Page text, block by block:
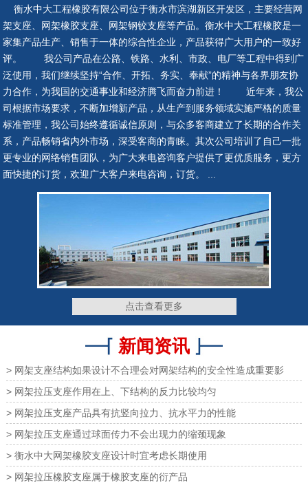
隔震支座 抗震支座
网架钢铰支座 网架钢铰支座
网架钢铰支座 网架钢铰支座
网架钢铰支座 网架钢铰支座
网架橡胶支座 网架橡胶支座
衡水中大工程橡胶有限公司位于衡水市滨湖新区开发区，主要经营网
架支座、网架橡胶支座、网架钢铰支座等产品。衡水中大工程橡胶是一
家集产品生产、销售于一体的综合性企业，产品获得广大用户的一致好
评。 我公司产品在公路、铁路、水利、市政、电厂等工程中得到广
泛使用，我们继续坚持“合作、开拓、务实、奉献”的精神与各界朋友协
力合作，为我国的交通事业和经济腾飞而奋力前进！ 近年来，我公
司根据市场要求，不断加增新产品，从生产到服务领域实施严格的质量
标准管理，我公司始终遵循诚信原则，与众多客商建立了长期的合作关
系，产品畅销省内外市场，深受客商的青睐。其次公司培训了自己一批
更专业的网络销售团队，为广大来电咨询客户提供了更优质服务，更方
面快捷的订货，欢迎广大客户来电咨询，订货。 ...
点击查看更多
新闻资讯
> 网架支座结构如果设计不合理会对网架结构的安全性造成重要影
> 网架拉压支座作用在上、下结构的反力比较均匀
> 网架拉压支座产品具有抗竖向拉力、抗水平力的性能
> 网架拉压支座通过球面传力不会出现力的缩颈现象
> 衡水中大网架橡胶支座设计时宜考虑长期使用
> 网架拉压橡胶支座属于橡胶支座的衍产品